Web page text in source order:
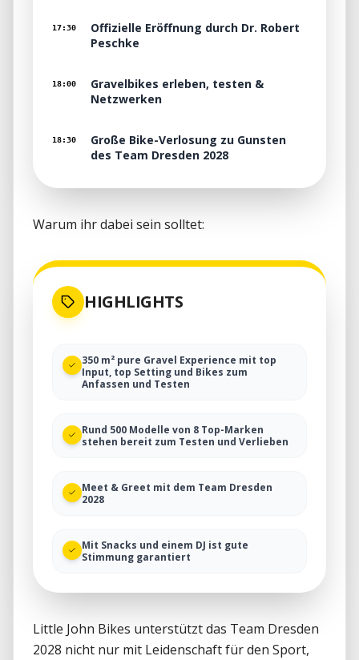
17:30
Offizielle Eröffnung durch Dr. Robert
Peschke
18:00
Gravelbikes erleben, testen &
Netzwerken
18:30
Große Bike-Verlosung zu Gunsten
des Team Dresden 2028
Warum ihr dabei sein solltet:
HIGHLIGHTS
350 m² pure Gravel Experience mit top
Input, top Setting und Bikes zum
Anfassen und Testen
Rund 500 Modelle von 8 Top-Marken
stehen bereit zum Testen und Verlieben
Meet & Greet mit dem Team Dresden
2028
Mit Snacks und einem DJ ist gute
Stimmung garantiert
Little John Bikes unterstützt das Team Dresden
2028 nicht nur mit Leidenschaft für den Sport,